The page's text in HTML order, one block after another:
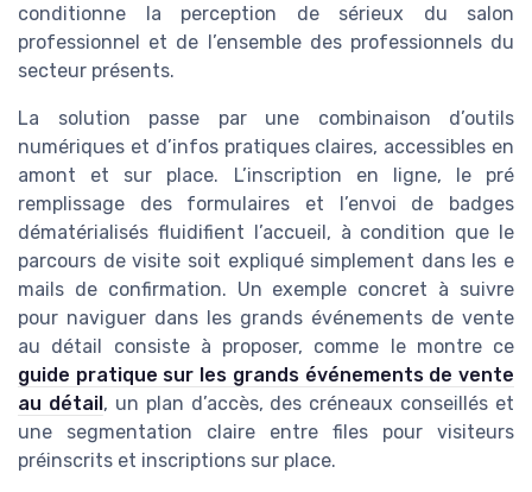
conditionne la perception de sérieux du salon
professionnel et de l’ensemble des professionnels du
secteur présents.
La solution passe par une combinaison d’outils
numériques et d’infos pratiques claires, accessibles en
amont et sur place. L’inscription en ligne, le pré
remplissage des formulaires et l’envoi de badges
dématérialisés fluidifient l’accueil, à condition que le
parcours de visite soit expliqué simplement dans les e
mails de confirmation. Un exemple concret à suivre
pour naviguer dans les grands événements de vente
au détail consiste à proposer, comme le montre ce
guide pratique sur les grands événements de vente
au détail, un plan d’accès, des créneaux conseillés et
une segmentation claire entre files pour visiteurs
préinscrits et inscriptions sur place.